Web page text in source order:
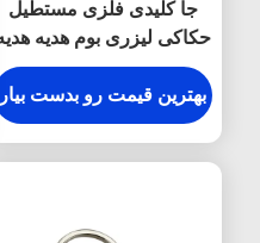
جا کلیدی فلزی مستطیل
حکاکی لیزری بوم هدیه هدیه
بهترین قیمت رو بدست بیار